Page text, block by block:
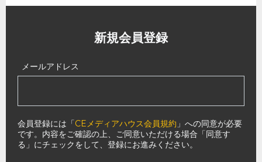
新規会員登録
メールアドレス
会員登録には「CEメディアハウス会員規約 」への同意が必要
です。内容をご確認の上、ご同意いただける場合「同意す
る」にチェックをして、登録にお進みください。